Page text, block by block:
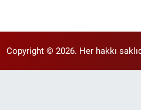
Copyright © 2026. Her hakkı